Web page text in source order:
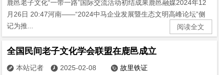
鹿邑老子文化“一带一路”国际交流活动初结成果鹿邑融媒2024年12
月26日 20:47河南——“2024中马企业发展暨生态文明高峰论坛”侧
记为推...
阅读全文
全国民间老子文化学会联盟在鹿邑成立
 本站记者  2025-02-08  故里铁证